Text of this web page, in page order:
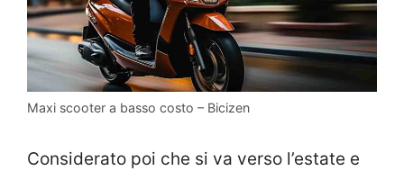
Maxi scooter a basso costo – Bicizen
Considerato poi che si va verso l’estate e